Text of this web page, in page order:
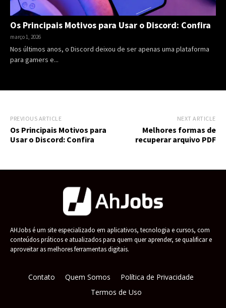
Os Principais Motivos para Usar o Discord: Confira
março 1, 2026
Nos últimos anos, o Discord deixou de ser apenas uma plataforma
para gamers e...
PREVIOUS ARTICLE
Os Principais Motivos para
Usar o Discord: Confira
NEXT ARTICLE
Melhores formas de
recuperar arquivo PDF
AHJobs é um site especializado em aplicativos, tecnologia e cursos, com
conteúdos práticos e atualizados para quem quer aprender, se qualificar e
aproveitar as melhores ferramentas digitais.
Contato Quem Somos
Política de Privacidade
Termos de Uso